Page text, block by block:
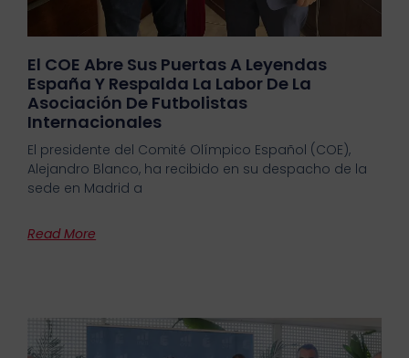
El COE Abre Sus Puertas A Leyendas
España Y Respalda La Labor De La
Asociación De Futbolistas
Internacionales
El presidente del Comité Olímpico Español (COE),
Alejandro Blanco, ha recibido en su despacho de la
sede en Madrid a
Read More